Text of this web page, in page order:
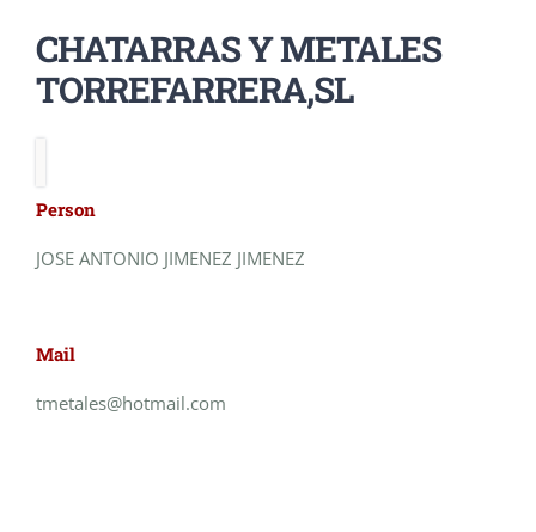
CHATARRAS Y METALES
TORREFARRERA,SL
Person
JOSE ANTONIO JIMENEZ JIMENEZ
Mail
tmetales@hotmail.com